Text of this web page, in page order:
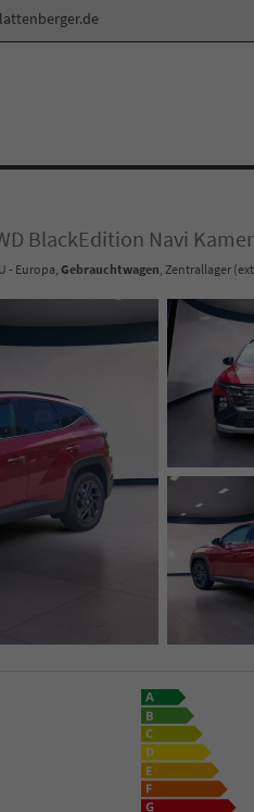
BlackEdition Navi
- Europa, Gebrauchtwagen, Zentrallager